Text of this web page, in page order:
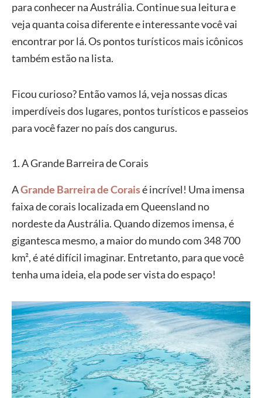
para conhecer na Austrália. Continue sua leitura e
veja quanta coisa diferente e interessante você vai
encontrar por lá. Os pontos turísticos mais icônicos
também estão na lista.
Ficou curioso? Então vamos lá, veja nossas dicas
imperdíveis dos lugares, pontos turísticos e passeios
para você fazer no país dos cangurus.
1. A Grande Barreira de Corais
AGrande Barreira de Coraisé incrível! Uma imensa
faixa de corais localizada em Queensland no
nordeste da Austrália. Quando dizemos imensa, é
gigantesca mesmo, a maior do mundo com 348 700
km², é até difícil imaginar. Entretanto, para que você
tenha uma ideia, ela pode ser vista do espaço!